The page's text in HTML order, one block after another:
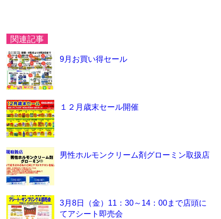
関連記事
9月お買い得セール
１２月歳末セール開催
男性ホルモンクリーム剤グローミン取扱店
3月8日（金）11：30～14：00まで店頭に
てアシート即売会